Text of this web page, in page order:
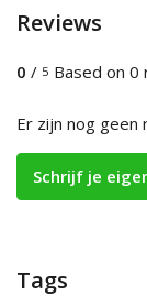
Reviews
0 / 5 Based on 0
Er zijn nog
Schrijf je
Tags